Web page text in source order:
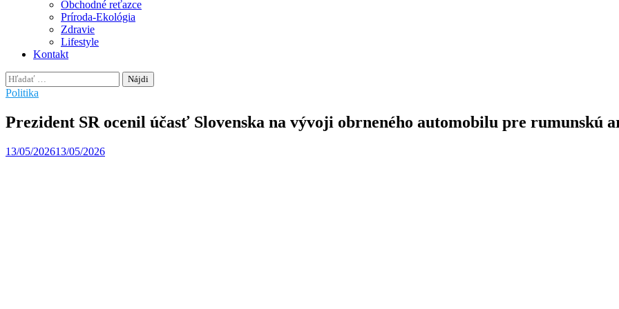
Obchodné reťazce
Príroda-Ekológia
Zdravie
Lifestyle
Kontakt
Hľadať:
Politika
Prezident SR ocenil účasť Slovenska na vývoji obrneného automobilu pre rumunskú
13/05/202613/05/2026